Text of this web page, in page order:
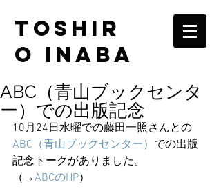
TOSHIR
O INABA
ABC（青山ブックセンタ
ー）での出版記念
10月24日水曜での藤田一照さんとの
ABC（青山ブックセンター） での出版
記念トークがありました。
（→ABCのHP）